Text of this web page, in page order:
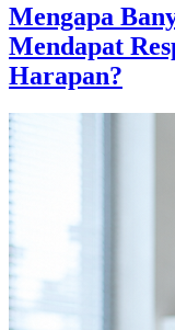
Mengapa
Mendapat
Harapan?